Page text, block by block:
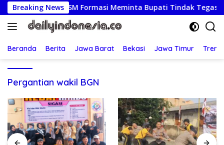
Langsung
ke
konten
Breaking News
Ketua LSM Formasi Meminta Bupati Tindak Tegas Oknum
Beranda Berita Jawa Barat Bekasi Jawa Timur
Pergantian wakil BGN